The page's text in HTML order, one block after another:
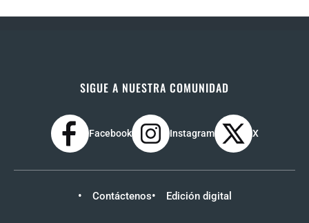
SIGUE A NUESTRA COMUNIDAD
Facebook Instagram X
Contáctenos Edición digital